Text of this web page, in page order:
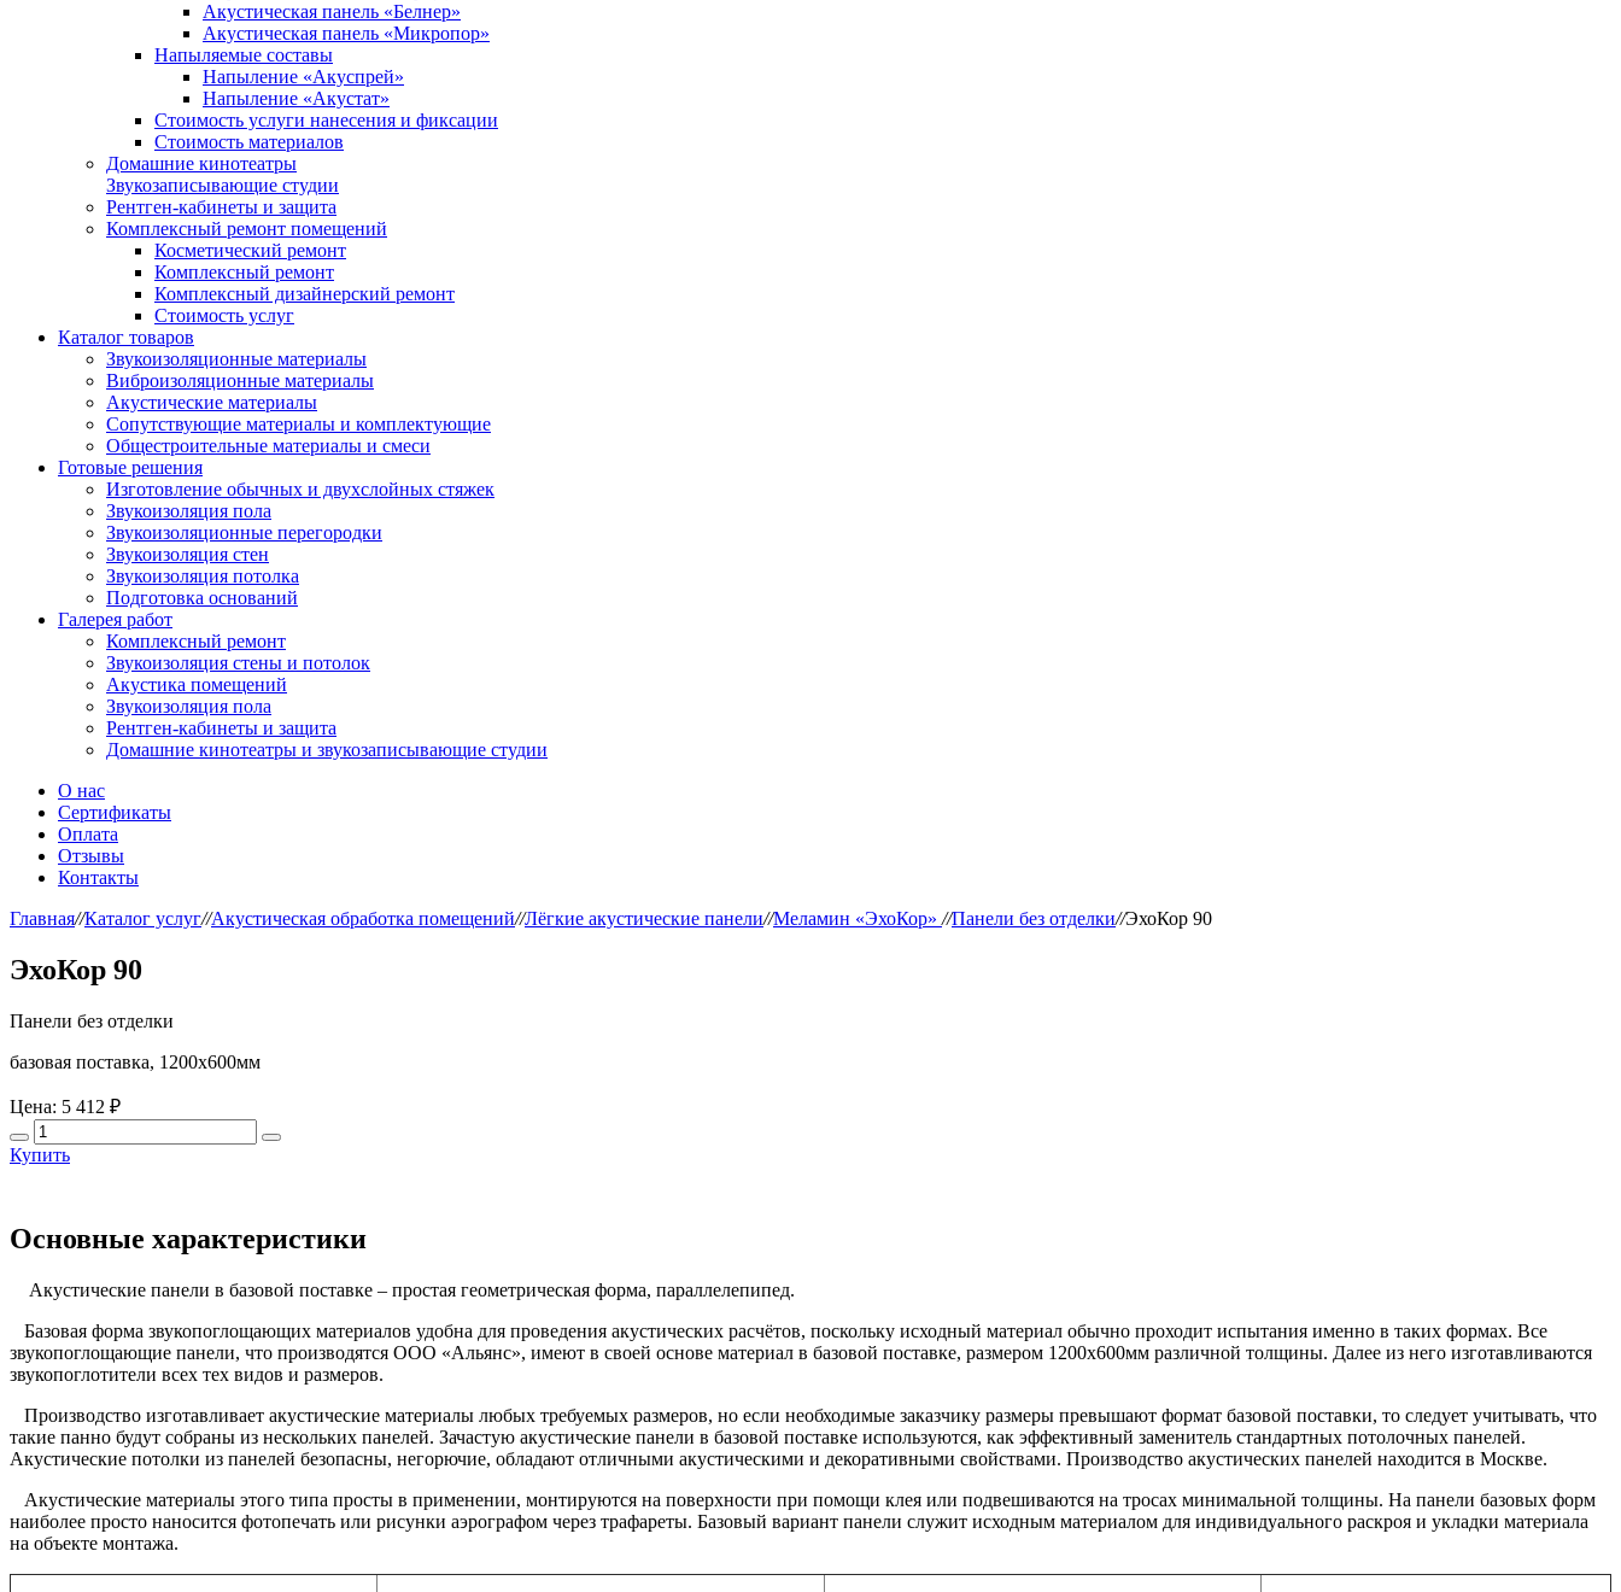
Акустическая панель «Белнер»
Акустическая панель «Микропор»
Напыляемые составы
Напыление «Акуспрей»
Напыление «Акустат»
Стоимость услуги нанесения и фиксации
Стоимость материалов
Домашние кинотеатры
Звукозаписывающие студии
Рентген-кабинеты и защита
Комплексный ремонт помещений
Косметический ремонт
Комплексный ремонт
Комплексный дизайнерский ремонт
Стоимость услуг
Каталог товаров
Звукоизоляционные материалы
Виброизоляционные материалы
Акустические материалы
Сопутствующие материалы и комплектующие
Общестроительные материалы и смеси
Готовые решения
Изготовление обычных и двухслойных стяжек
Звукоизоляция пола
Звукоизоляционные перегородки
Звукоизоляция стен
Звукоизоляция потолка
Подготовка оснований
Галерея работ
Комплексный ремонт
Звукоизоляция стены и потолок
Акустика помещений
Звукоизоляция пола
Рентген-кабинеты и защита
Домашние кинотеатры и звукозаписывающие студии
О нас
Сертификаты
Оплата
Отзывы
Контакты
Главная//Каталог услуг//Акустическая обработка помещений//Лёгкие акустические панели//Меламин «ЭхоКор» //Панели без отделки//ЭхоКор 90
ЭхоКор 90
Панели без отделки
базовая поставка, 1200х600мм
Цена: 5 412 ₽
Купить
Основные характеристики
Акустические панели в базовой поставке – простая геометрическая форма, параллелепипед.
Базовая форма звукопоглощающих материалов удобна для проведения акустических расчётов, поскольку исходный материал обычно проходит испытания именно в таких формах. Все
звукопоглощающие панели, что производятся ООО «Альянс», имеют в своей основе материал в базовой поставке, размером 1200х600мм различной толщины. Далее из него изготавливаются
звукопоглотители всех тех видов и размеров.
Производство изготавливает акустические материалы любых требуемых размеров, но если необходимые заказчику размеры превышают формат базовой поставки, то следует учитывать, что
такие панно будут собраны из нескольких панелей. Зачастую акустические панели в базовой поставке используются, как эффективный заменитель стандартных потолочных панелей.
Акустические потолки из панелей безопасны, негорючие, обладают отличными акустическими и декоративными свойствами. Производство акустических панелей находится в Москве.
Акустические материалы этого типа просты в применении, монтируются на поверхности при помощи клея или подвешиваются на тросах минимальной толщины. На панели базовых форм
наиболее просто наносится фотопечать или рисунки аэрографом через трафареты. Базовый вариант панели служит исходным материалом для индивидуального раскроя и укладки материала
на объекте монтажа.